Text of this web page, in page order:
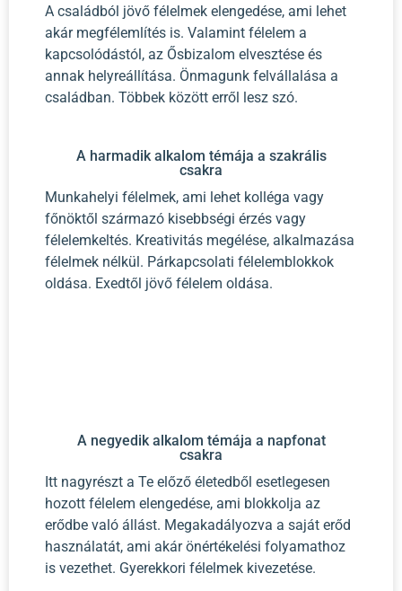
A családból jövő félelmek elengedése, ami lehet
akár megfélemlítés is. Valamint félelem a
kapcsolódástól, az Ősbizalom elvesztése és
annak helyreállítása. Önmagunk felvállalása a
családban. Többek között erről lesz szó.
A harmadik alkalom témája a szakrális
csakra
Munkahelyi félelmek, ami lehet kolléga vagy
főnöktől származó kisebbségi érzés vagy
félelemkeltés. Kreativitás megélése, alkalmazása
félelmek nélkül. Párkapcsolati félelemblokkok
oldása. Exedtől jövő félelem oldása.
A negyedik alkalom témája a napfonat
csakra
Itt nagyrészt a Te előző életedből esetlegesen
hozott félelem elengedése, ami blokkolja az
erődbe való állást. Megakadályozva a saját erőd
használatát, ami akár önértékelési folyamathoz
is vezethet. Gyerekkori félelmek kivezetése.